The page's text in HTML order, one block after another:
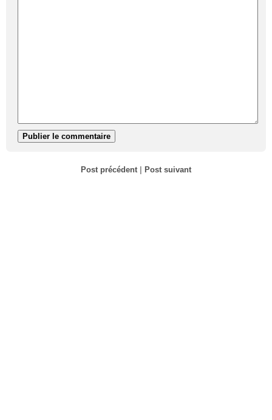
Post précédent | Post suivant